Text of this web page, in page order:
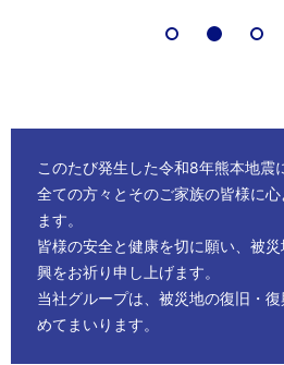
このたび発生した令和8年熊本地震
全ての方々とそのご家族の皆様に
ます。
皆様の安全と健康を切に願い、被
興をお祈り申し上げます。
当社グループは、被災地の復旧・
めてまいります。